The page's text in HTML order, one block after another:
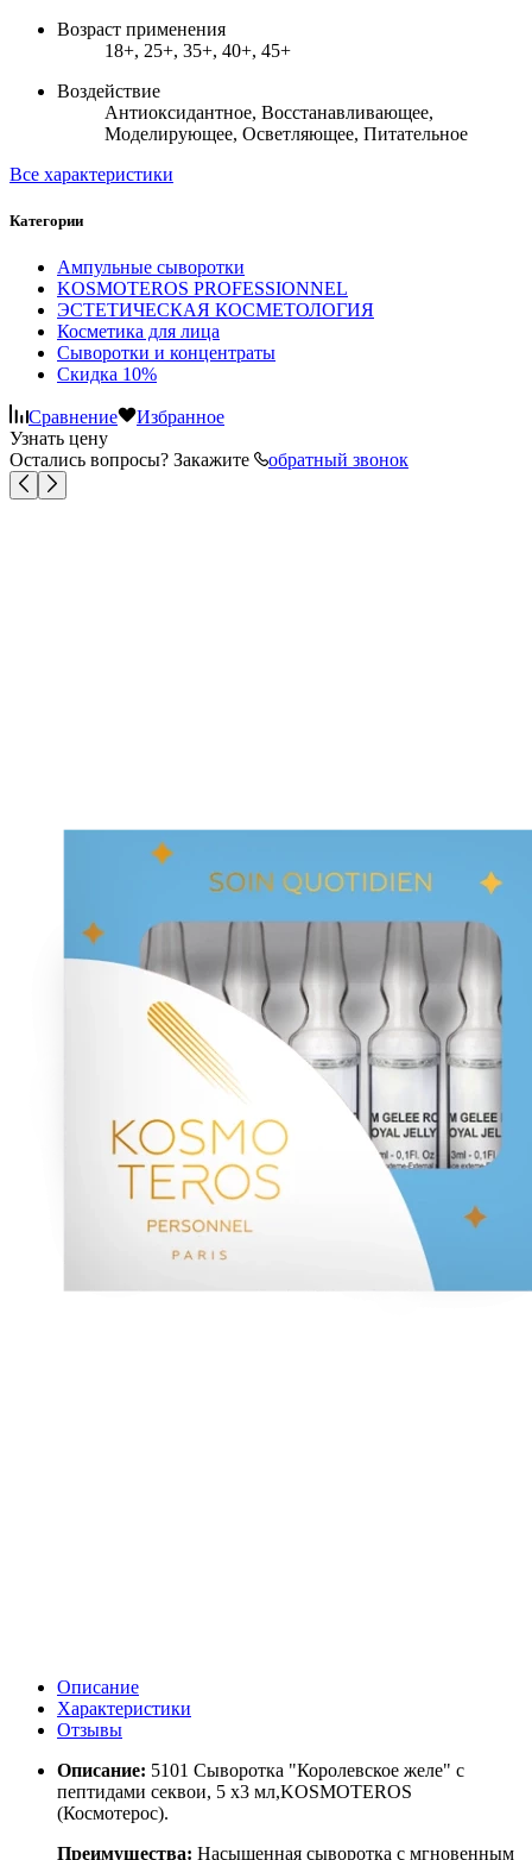
Возраст применения
18+, 25+, 35+, 40+, 45+
Воздействие
Антиоксидантное, Восстанавливающее,
Моделирующее, Осветляющее, Питательное
Все характеристики
Категории
Ампульные сыворотки
KOSMOTEROS PROFESSIONNEL
ЭСТЕТИЧЕСКАЯ КОСМЕТОЛОГИЯ
Косметика для лица
Сыворотки и концентраты
Скидка 10%
Сравнение
Избранное
Узнать цену
Остались вопросы? Закажите
обратный звонок
Описание
Характеристики
Отзывы
Описание: 5101 Сыворотка "Королевское желе" с
пептидами секвои, 5 х3 мл,KOSMOTEROS
(Космотерос).
Преимущества: Насыщенная сыворотка с мгновенным